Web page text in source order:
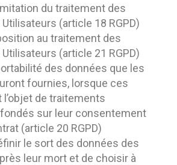
du traitement des
(article 18 RGPD)
au traitement des
(article 21 RGPD)
des données que les
fournies, lorsque ces
de traitements
sur leur consentement
(article 20 RGPD)
le sort des données des
leur mort et de choisir à